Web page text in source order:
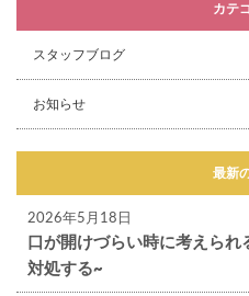
カテ
スタッフブログ
お知らせ
最新
2026年5月18日
口が開けづらい時に考えら
対処する~